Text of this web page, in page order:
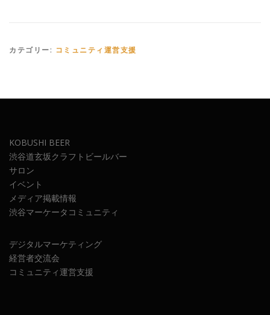
カテゴリー: コミュニティ運営支援
KOBUSHI BEER
渋谷道玄坂クラフトビールバー
サロン
イベント
メディア掲載情報
渋谷マーケータコミュニティ
デジタルマーケティング
経営者交流会
コミュニティ運営支援